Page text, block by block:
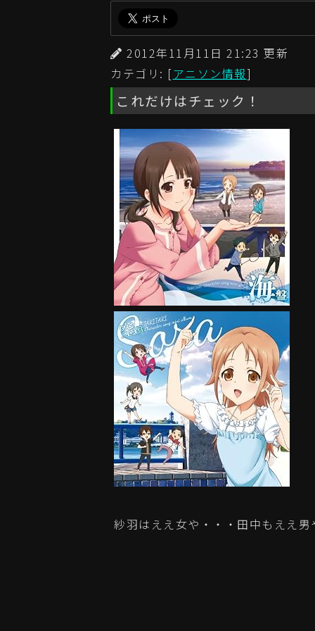
2012年11月11日 21:23 更
カテゴリ: [アニソン情報]
これだけはチェック！
紗羽はええ女や・・・田中もええ男